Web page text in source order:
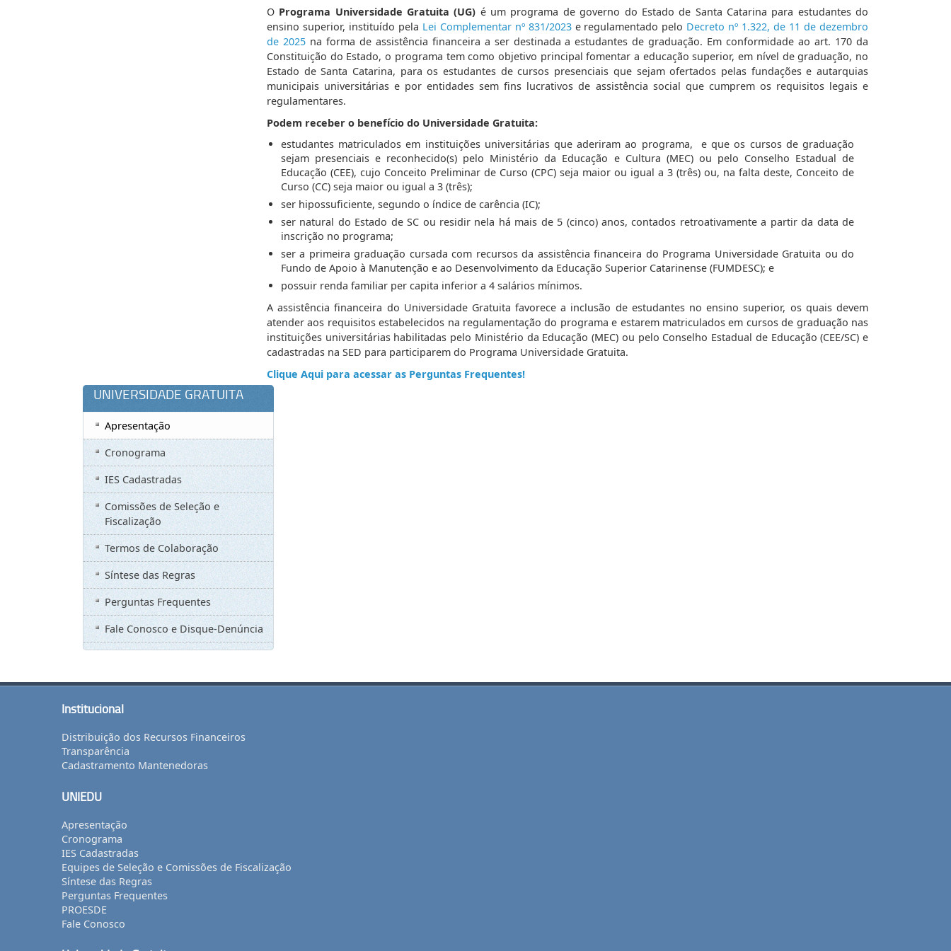
O Programa Universidade Gratuita (UG) é um programa de governo do Estado de Santa Catarina para estudantes do
ensino superior, instituído pela Lei Complementar nº 831/2023e regulamentado pelo Decreto nº 1.322, de 11 de dezembro
de 2025na forma de assistência financeira a ser destinada a estudantes de graduação. Em conformidade ao art. 170 da
Constituição do Estado, o programa tem como objetivo principal fomentar a educação superior, em nível de graduação, no
Estado de Santa Catarina, para os estudantes de cursos presenciais que sejam ofertados pelas fundações e autarquias
municipais universitárias e por entidades sem fins lucrativos de assistência social que cumprem os requisitos legais e
regulamentares.
Podem receber o benefício do Universidade Gratuita:
estudantes matriculados em instituições universitárias que aderiram ao programa,
e que os cursos de graduação
sejam presenciais e reconhecido(s) pelo Ministério da Educação e Cultura (MEC) ou pelo Conselho Estadual de
Educação (CEE), cujo Conceito Preliminar de Curso (CPC) seja maior ou igual a 3 (três) ou, na falta deste, Conceito de
Curso (CC) seja maior ou igual a 3 (três);
ser hipossuficiente, segundo o índice de carência (IC);
ser natural do Estado de SC ou residir nela há mais de 5 (cinco) anos, contados retroativamente a partir da data de
inscrição no programa;
ser a primeira graduação cursada com recursos da assistência financeira do Programa Universidade Gratuita ou do
Fundo de Apoio à Manutenção e ao Desenvolvimento da Educação Superior Catarinense (FUMDESC); e
possuir renda familiar per capita inferior a 4 salários mínimos.
A assistência financeira do Universidade Gratuita favorece a inclusão de estudantes no ensino superior, os quais devem
atender aos requisitos estabelecidos na regulamentação do programa e estarem matriculados em cursos de graduação nas
instituições universitárias habilitadas pelo Ministério da Educação (MEC) ou pelo Conselho Estadual de Educação (CEE/SC) e
cadastradas na SED para participarem do Programa Universidade Gratuita.
Clique Aqui para acessar as Perguntas Frequentes!
UNIVERSIDADE GRATUITA
Apresentação
Cronograma
IES Cadastradas
Comissões de Seleção e
Fiscalização
Termos de Colaboração
Síntese das Regras
Perguntas Frequentes
Fale Conosco e Disque-Denúncia
Institucional
Distribuição dos Recursos Financeiros
Transparência
Cadastramento Mantenedoras
UNIEDU
Apresentação
Cronograma
IES Cadastradas
Equipes de Seleção e Comissões de Fiscalização
Síntese das Regras
Perguntas Frequentes
PROESDE
Fale Conosco